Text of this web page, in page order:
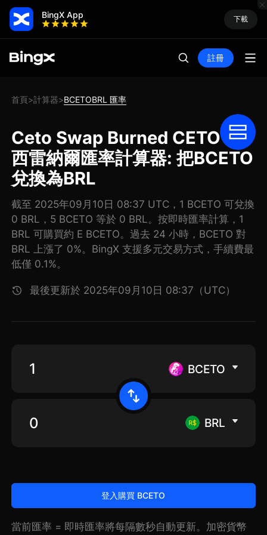
BingX App 下載
註冊
首頁>計算器>BCETOBRL 匯率
Ceto Swap Burned CETO 巴
西雷納爾匯率計算器: 把BCETO
兌換為BRL
截至 2025年09月10日 08:37 UTC，1 BCETO 可兌換
0 BRL，5 BCETO 等於 0 BRL。按即時匯率計算，1
BRL 可購買約 E BCETO。過去 24 小時，BCETO 對
BRL 上漲了 0%。BingX 支援多元交易方式，手續費最
低僅 0.1%。
最後更新於 2025年09月10日 08:37（UTC）
BCETO
BRL
登入購買 BCETO
當前匯率 = 即時匯率將每隔數秒自動更新。加密貨幣